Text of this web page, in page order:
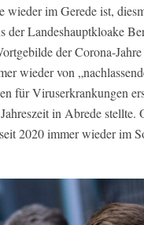
wieder im Gerede ist,
der Landeshauptkloake
der Corona-
wieder von
für Viruserkrankungen
in Abrede stellte.
2020 immer wieder im